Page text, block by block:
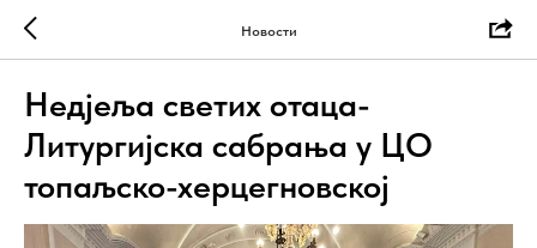
Новости
Недјеља светих отаца-
Литургијска сабрања у ЦО
топаљско-херцегновској